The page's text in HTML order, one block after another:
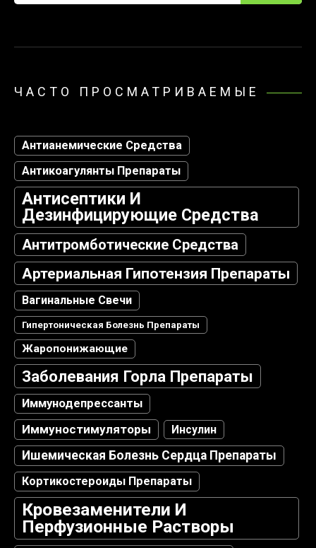
ЧАСТО ПРОСМАТРИВАЕМЫЕ
Антианемические Средства
Антикоагулянты Препараты
Антисептики И
Дезинфицирующие Средства
Антитромботические Средства
Артериальная Гипотензия Препараты
Вагинальные Свечи
Гипертоническая Болезнь Препараты
Жаропонижающие
Заболевания Горла Препараты
Иммунодепрессанты
Иммуностимуляторы Инсулин
Ишемическая Болезнь Сердца Препараты
Кортикостероиды Препараты
Кровезаменители И
Перфузионные Растворы